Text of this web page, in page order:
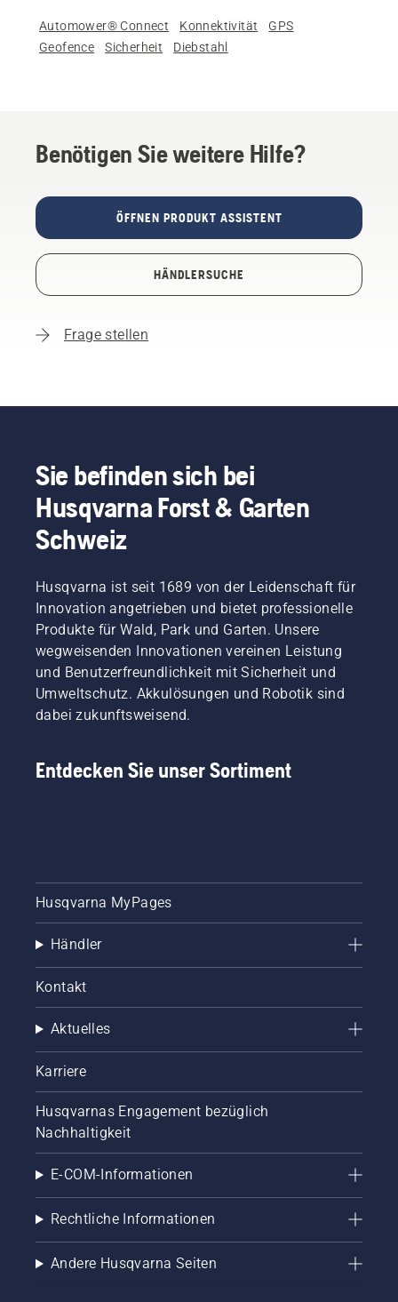
Automower® Connect Konnektivität
GPS
Geofence
Sicherheit Diebstahl
Benötigen Sie weitere Hilfe?
ÖFFNEN PRODUKT ASSISTENT
HÄNDLERSUCHE
Frage stellen
Sie befinden sich bei
Husqvarna Forst & Garten
Schweiz
Husqvarna ist seit 1689 von der Leidenschaft für
Innovation angetrieben und bietet professionelle
Produkte für Wald, Park und Garten. Unsere
wegweisenden Innovationen vereinen Leistung
und Benutzerfreundlichkeit mit Sicherheit und
Umweltschutz. Akkulösungen und Robotik sind
dabei zukunftsweisend.
Entdecken Sie unser Sortiment
Husqvarna MyPages
Händler
Kontakt
Aktuelles
Karriere
Husqvarnas Engagement bezüglich
Nachhaltigkeit
E-COM-Informationen
Rechtliche Informationen
Andere Husqvarna Seiten